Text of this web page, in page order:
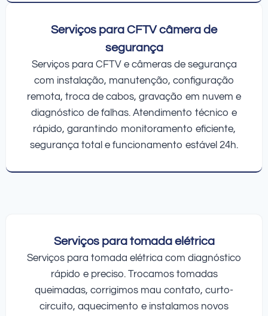
Serviços para CFTV câmera de
segurança
Serviços para CFTV e câmeras de segurança
com instalação, manutenção, configuração
remota, troca de cabos, gravação em nuvem e
diagnóstico de falhas. Atendimento técnico e
rápido, garantindo monitoramento eficiente,
segurança total e funcionamento estável 24h.
Serviços para tomada elétrica
Serviços para tomada elétrica com diagnóstico
rápido e preciso. Trocamos tomadas
queimadas, corrigimos mau contato, curto-
circuito, aquecimento e instalamos novos